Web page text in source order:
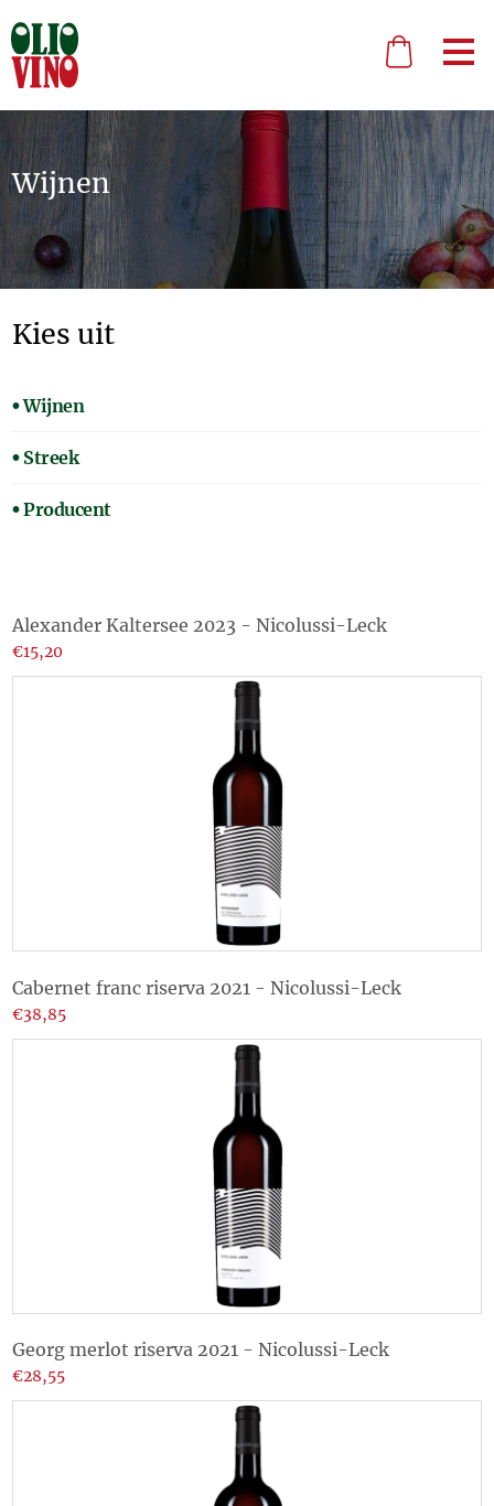
Wijnen
Kies uit
Wijnen
Streek
Producent
Alexander Kaltersee 2023 - Nicolussi-Leck
€15,20
Cabernet franc riserva 2021 - Nicolussi-Leck
€38,85
Georg merlot riserva 2021 - Nicolussi-Leck
€28,55